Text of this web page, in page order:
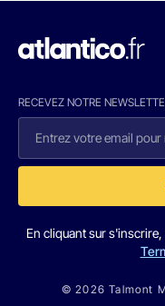
RECEVEZ NOTRE
En cliquant sur
© 2026 Talmont